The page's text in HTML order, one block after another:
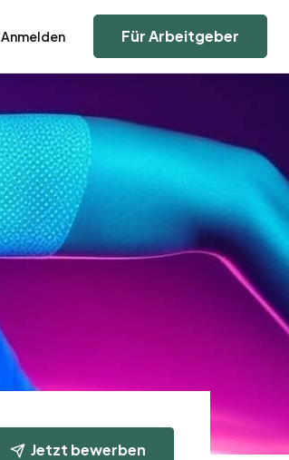
Anmelden Für Arbeitgeber
Jetzt bewerben